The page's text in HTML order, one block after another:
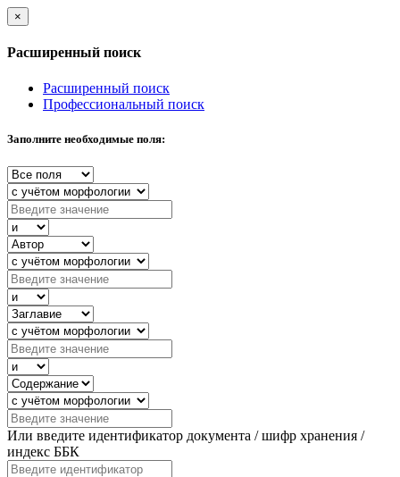
×
Расширенный поиск
Расширенный поиск
Профессиональный поиск
Заполните необходимые поля:
Или введите идентификатор документа / шифр хранения /
индекс ББК